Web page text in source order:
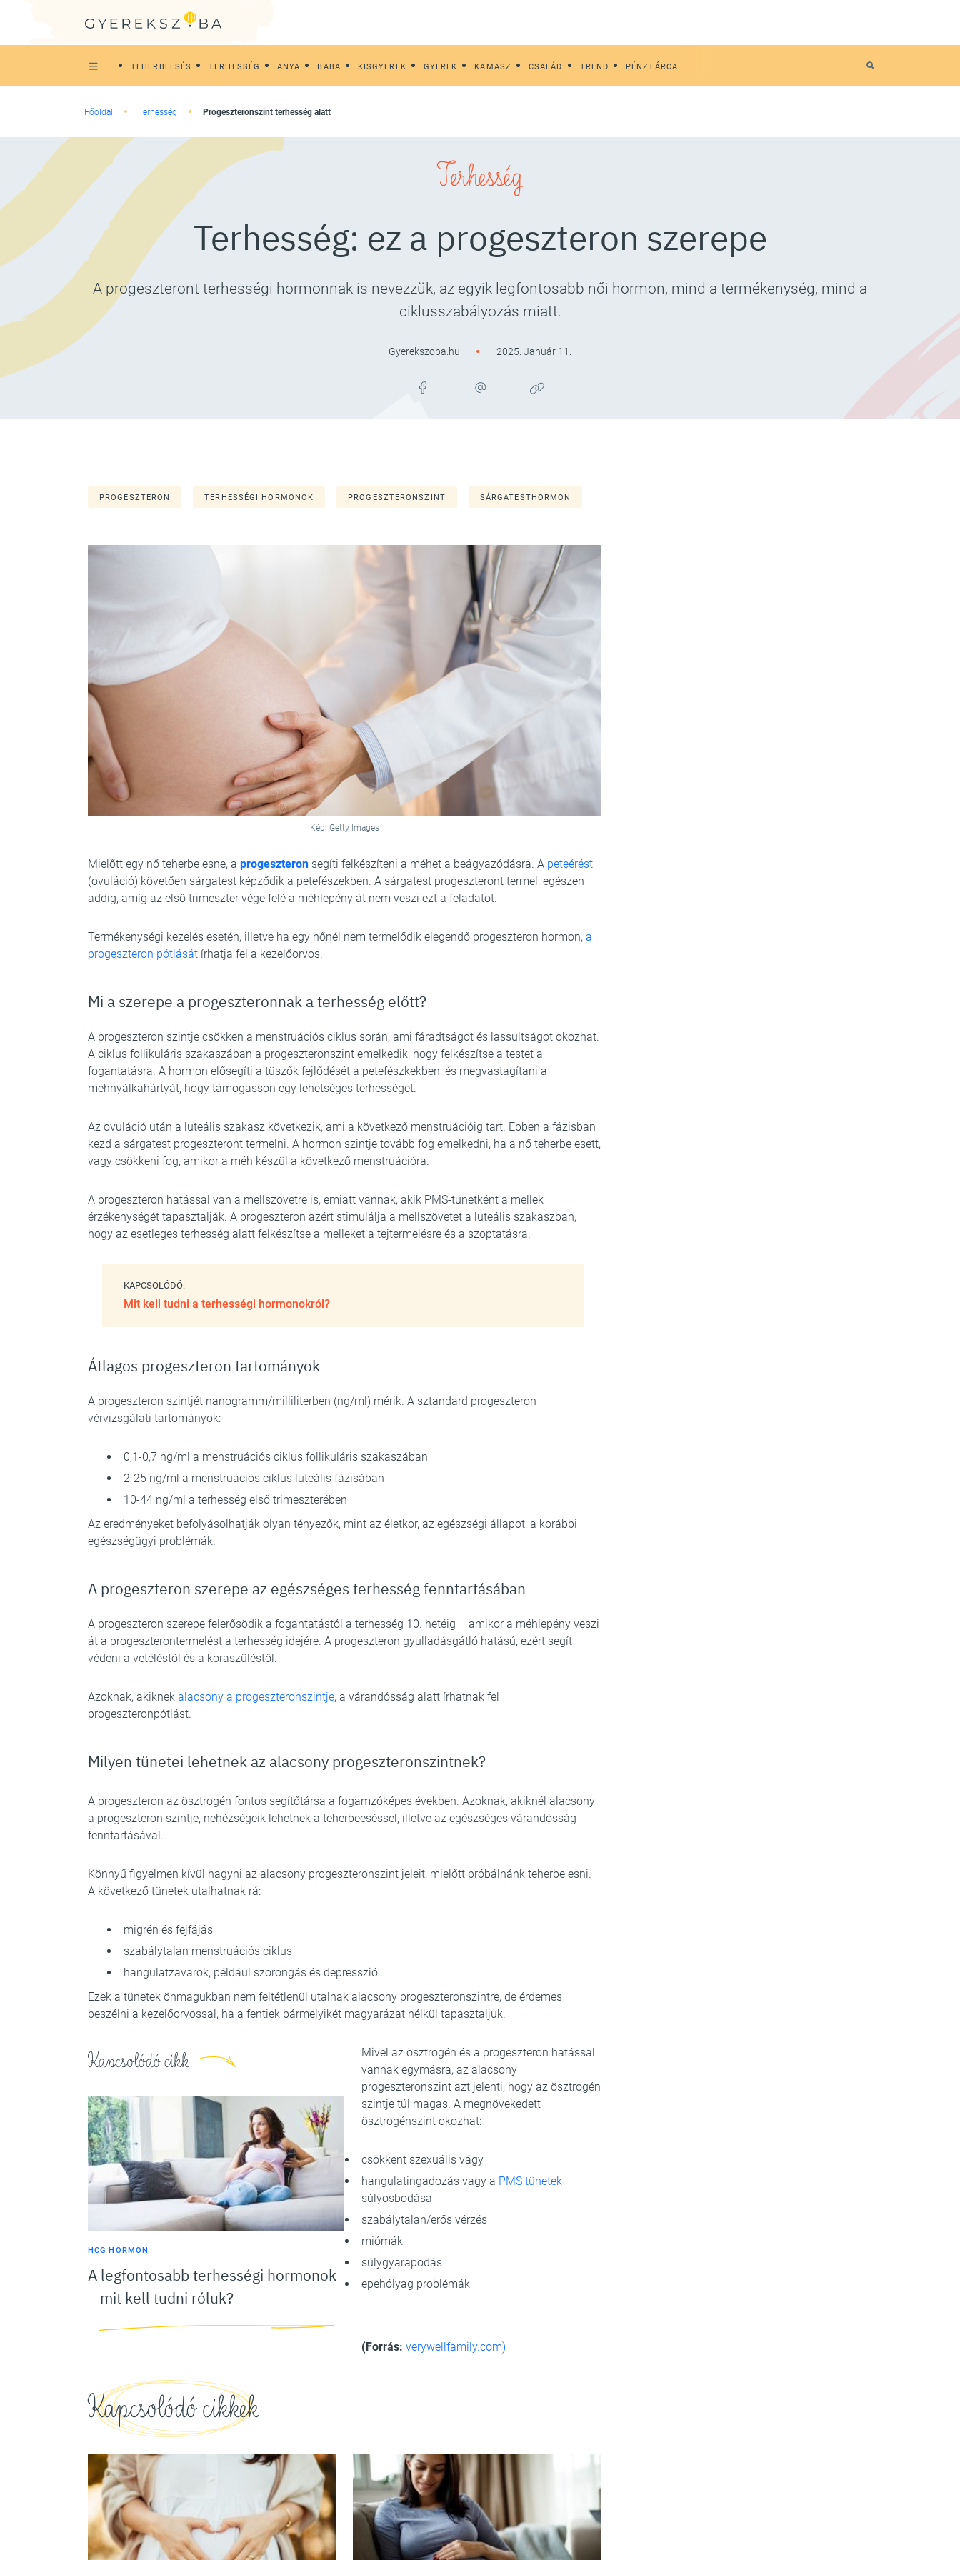
TEHERBEESÉS TERHESSÉG ANYA BABA KISGYEREK GYEREK KAMASZ CSALÁD TREND PÉNZTÁRCA
Főoldal Terhesség Progeszteronszint terhesség alatt
Terhesség
Terhesség: ez a progeszteron szerepe
A progeszteront terhességi hormonnak is nevezzük, az egyik legfontosabb női hormon, mind a termékenység, mind a
ciklusszabályozás miatt.
Gyerekszoba.hu 2025. Január 11.
PROGESZTERON TERHESSÉGI HORMONOK PROGESZTERONSZINT SÁRGATESTHORMON
Kép: Getty Images
Mielőtt egy nő teherbe esne, a progeszteron segíti felkészíteni a méhet a beágyazódásra. A peteérést
(ovuláció) követően sárgatest képződik a petefészekben. A sárgatest progeszteront termel, egészen
addig, amíg az első trimeszter vége felé a méhlepény át nem veszi ezt a feladatot.
Termékenységi kezelés esetén, illetve ha egy nőnél nem termelődik elegendő progeszteron hormon, a
progeszteron pótlását írhatja fel a kezelőorvos.
Mi a szerepe a progeszteronnak a terhesség előtt?
A progeszteron szintje csökken a menstruációs ciklus során, ami fáradtságot és lassultságot okozhat.
A ciklus follikuláris szakaszában a progeszteronszint emelkedik, hogy felkészítse a testet a
fogantatásra. A hormon elősegíti a tüszők fejlődését a petefészkekben, és megvastagítani a
méhnyálkahártyát, hogy támogasson egy lehetséges terhességet.
Az ovuláció után a luteális szakasz következik, ami a következő menstruációig tart. Ebben a fázisban
kezd a sárgatest progeszteront termelni. A hormon szintje tovább fog emelkedni, ha a nő teherbe esett,
vagy csökkeni fog, amikor a méh készül a következő menstruációra.
A progeszteron hatással van a mellszövetre is, emiatt vannak, akik PMS-tünetként a mellek
érzékenységét tapasztalják. A progeszteron azért stimulálja a mellszövetet a luteális szakaszban,
hogy az esetleges terhesség alatt felkészítse a melleket a tejtermelésre és a szoptatásra.
KAPCSOLÓDÓ:
Mit kell tudni a terhességi hormonokról?
Átlagos progeszteron tartományok
A progeszteron szintjét nanogramm/milliliterben (ng/ml) mérik. A sztandard progeszteron
vérvizsgálati tartományok:
0,1-0,7 ng/ml a menstruációs ciklus follikuláris szakaszában
2-25 ng/ml a menstruációs ciklus luteális fázisában
10-44 ng/ml a terhesség első trimeszterében
Az eredményeket befolyásolhatják olyan tényezők, mint az életkor, az egészségi állapot, a korábbi
egészségügyi problémák.
A progeszteron szerepe az egészséges terhesség fenntartásában
A progeszteron szerepe felerősödik a fogantatástól a terhesség 10. hetéig – amikor a méhlepény veszi
át a progeszterontermelést a terhesség idejére. A progeszteron gyulladásgátló hatású, ezért segít
védeni a vetéléstől és a koraszüléstől.
Azoknak, akiknek alacsony a progeszteronszintje, a várandósság alatt írhatnak fel
progeszteronpótlást.
Milyen tünetei lehetnek az alacsony progeszteronszintnek?
A progeszteron az ösztrogén fontos segítőtársa a fogamzóképes években. Azoknak, akiknél alacsony
a progeszteron szintje, nehézségeik lehetnek a teherbeeséssel, illetve az egészséges várandósság
fenntartásával.
Könnyű figyelmen kívül hagyni az alacsony progeszteronszint jeleit, mielőtt próbálnánk teherbe esni.
A következő tünetek utalhatnak rá:
migrén és fejfájás
szabálytalan menstruációs ciklus
hangulatzavarok, például szorongás és depresszió
Ezek a tünetek önmagukban nem feltétlenül utalnak alacsony progeszteronszintre, de érdemes
beszélni a kezelőorvossal, ha a fentiek bármelyikét magyarázat nélkül tapasztaljuk.
Kapcsolódó cikk
HCG HORMON
A legfontosabb terhességi hormonok
– mit kell tudni róluk?
Mivel az ösztrogén és a progeszteron hatással
vannak egymásra, az alacsony
progeszteronszint azt jelenti, hogy az ösztrogén
szintje túl magas. A megnövekedett
ösztrogénszint okozhat:
csökkent szexuális vágy
hangulatingadozás vagy a PMS tünetek
súlyosbodása
szabálytalan/erős vérzés
miómák
súlygyarapodás
epehólyag problémák
(Forrás: verywellfamily.com)
Kapcsolódó cikkek